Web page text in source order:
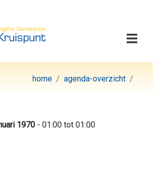
Volle Evangelie
home agenda-overzicht
1970 - 01:00 tot 01:00